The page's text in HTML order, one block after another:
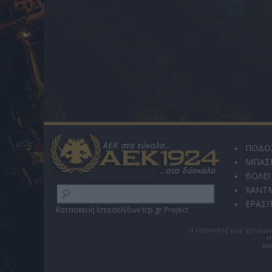
Κατασκευή Ιστοσελίδων tcp.gr Project
ΒΟΛΕΪ
Ο ιστότοπός μας